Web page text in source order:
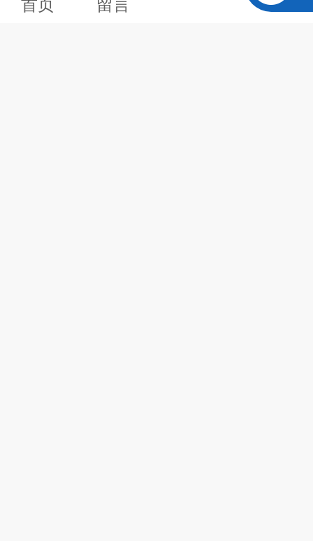
首页 留言